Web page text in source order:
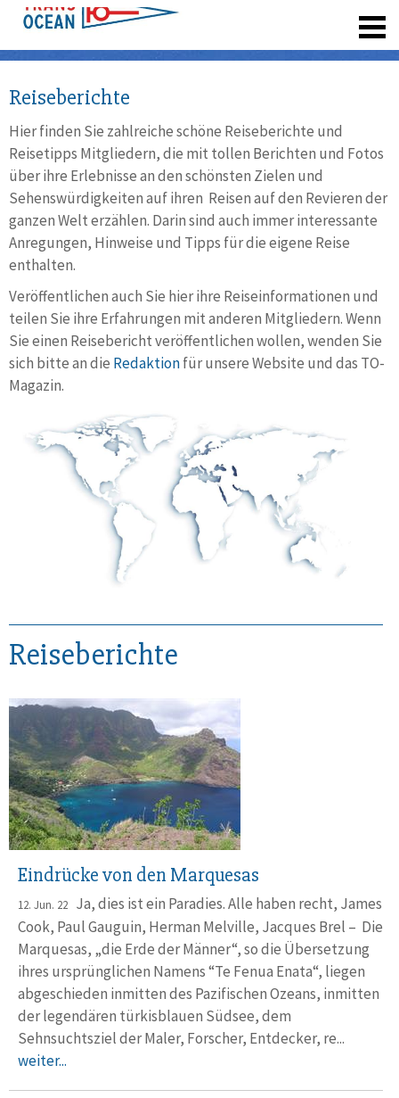
Reiseberichte
Hier finden Sie zahlreiche schöne Reiseberichte und
Reisetipps Mitgliedern, die mit tollen Berichten und Fotos
über ihre Erlebnisse an den schönsten Zielen und
Sehenswürdigkeiten auf ihren Reisen auf den Revieren der
ganzen Welt erzählen. Darin sind auch immer interessante
Anregungen, Hinweise und Tipps für die eigene Reise
enthalten.
Veröffentlichen auch Sie hier ihre Reiseinformationen und
teilen Sie ihre Erfahrungen mit anderen Mitgliedern. Wenn
Sie einen Reisebericht veröffentlichen wollen, wenden Sie
sich bitte an die Redaktionfür unsere Website und das TO-
Magazin.
Reiseberichte
Eindrücke von den Marquesas
12. Jun. 22 Ja, dies ist ein Paradies. Alle haben recht, James
Cook, Paul Gauguin, Herman Melville, Jacques Brel – Die
Marquesas, „die Erde der Männer“, so die Übersetzung
ihres ursprünglichen Namens “Te Fenua Enata“, liegen
abgeschieden inmitten des Pazifischen Ozeans, inmitten
der legendären türkisblauen Südsee, dem
Sehnsuchtsziel der Maler, Forscher, Entdecker, re...
weiter...